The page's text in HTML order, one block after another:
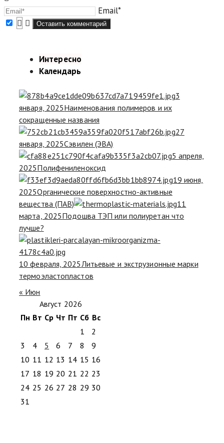
Email*
Интересно
Календарь
3
января, 2025Наименования полимеров и их
сокращенные названия
27
января, 2025Сэвилен (ЭВА)
5 апреля,
2025Полифениленоксид
19 июня,
2025Органические поверхностно-активные
вещества (ПАВ)
11
марта, 2025Подошва ТЭП или полиуретан что
лучше?
10 февраля, 2025Литьевые и экструзионные марки
термоэластопластов
« Июн
Август 2026
Пн Вт Ср Чт Пт Сб Вс
1
2
3
4 5 6 7 8
9
10 11 12 13 14 15 16
17 18 19 20 21 22 23
24 25 26 27 28 29 30
31